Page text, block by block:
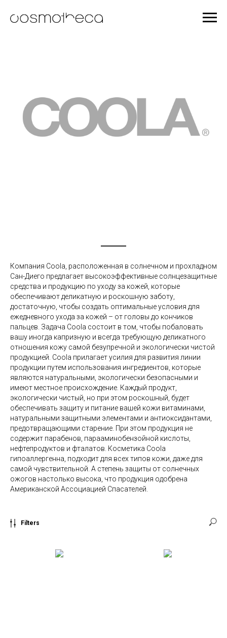
Компания Coola, расположенная в солнечном и прохладном
Сан-Диего предлагает высокоэффективные солнцезащитные
средства и продукцию по уходу за кожей, которые
обеспечивают деликатную и роскошную заботу,
достаточную, чтобы создать оптимальные условия для
ежедневного ухода за кожей – от головы до кончиков
пальцев. Задача Coola состоит в том, чтобы побаловать
вашу иногда капризную и всегда требующую деликатного
отношения кожу самой безупречной и экологически чистой
продукцией. Coola прилагает усилия для развития линии
продукции путем использования ингредиентов, которые
являются натуральными, экологически безопасными и
имеют местное происхождение. Каждый продукт,
экологически чистый, но при этом роскошный, будет
обеспечивать защиту и питание вашей кожи витаминами,
натуральными защитными элементами и антиоксидантами,
предотвращающими старение. При этом продукция не
содержит парабенов, парааминобензойной кислоты,
нефтепродуктов и фталатов. Косметика Coola
гипоаллергенна, подходит для всех типов кожи, даже для
самой чувствительной. А степень защиты от солнечных
ожогов настолько высока, что продукция одобрена
Американской Ассоциацией Спасателей.
Filters